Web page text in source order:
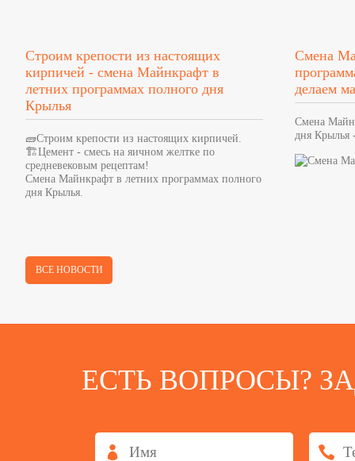
Строим крепости из настоящих
кирпичей - смена Майнкрафт в
летних программах полного дня
Крылья
🧱Строим крепости из настоящих кирпичей.
🏗Цемент - смесь на яичном желтке по
средневековым рецептам!
Смена Майнкрафт в летних программах полного
дня Крылья.
Смена
делаем
Смена
дня Крылья
ВСЕ НОВОСТИ
ЕСТЬ ВОПРОСЫ?